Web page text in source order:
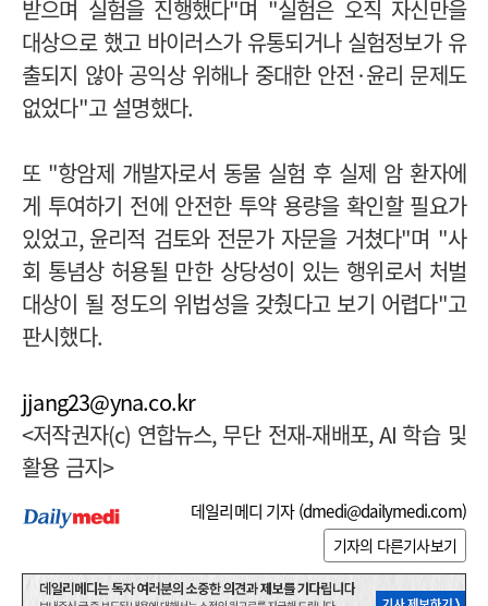
받으며 실험을 진행했다"며 "실험은 오직 자신만을
대상으로 했고 바이러스가 유통되거나 실험정보가 유
출되지 않아 공익상 위해나 중대한 안전 ·윤리 문제도
없었다"고 설명했다.
또 "항암제 개발자로서 동물 실험 후 실제 암 환자에
게 투여하기 전에 안전한 투약 용량을 확인할 필요가
있었고, 윤리적 검토와 전문가 자문을 거쳤다"며 "사
회 통념상 허용될 만한 상당성이 있는 행위로서 처벌
대상이 될 정도의 위법성을 갖췄다고 보기 어렵다"고
판시했다.
jjang23@yna.co.kr
<저작권자(c) 연합뉴스, 무단 전재-재배포, AI 학습 및
활용 금지>
데일리메디 기자 (dmedi@dailymedi.com)
기자의 다른기사보기